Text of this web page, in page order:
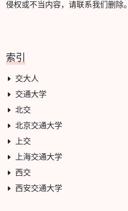
侵权或不当内容，请联系我们删除。
索引
交大人
交通大学
北交
北京交通大学
上交
上海交通大学
西交
西安交通大学